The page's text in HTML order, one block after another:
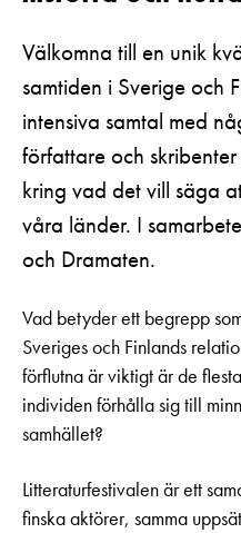
Välkomna till en unik
samtiden i Sverige och
intensiva samtal med
författare och
kring vad det vill säga
våra länder. I
och Dramaten.
Vad betyder ett begrepp
Sveriges och Finlands
förflutna är viktigt är de
individen förhålla sig till
samhället?
Litteraturfestivalen är ett
finska aktörer, samma